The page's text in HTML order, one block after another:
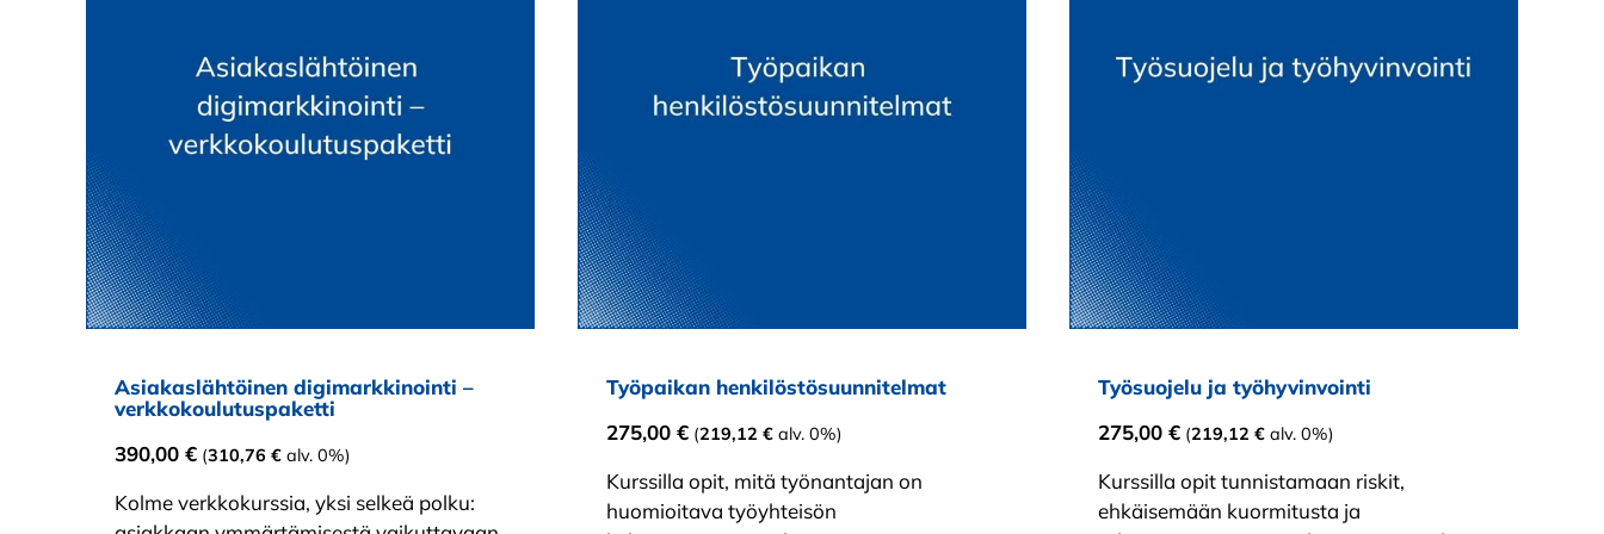
Asiakaslähtöinen digimarkkinointi –
verkkokoulutuspaketti
390,00 € (310,76 € alv. 0%)
Kolme verkkokurssia, yksi selkeä polku:
Työpaikan henkilöstösuunnitelmat
275,00 € (219,12 € alv. 0%)
Kurssilla opit, mitä työnantajan on
huomioitava työyhteisön
Työsuojelu ja työhyvinvointi
275,00 € (219,12 € alv. 0%)
Kurssilla opit tunnistamaan riskit,
ehkäisemään kuormitusta ja